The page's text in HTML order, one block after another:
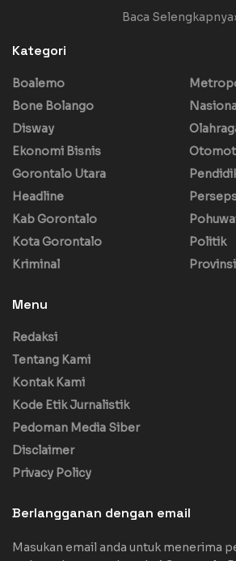
Baca
Kategori
Boalemo
Bone Bolango
Disway
Ekonomi Bisnis
Gorontalo Utara
Headline
Kab Gorontalo
Kota Gorontalo
Kriminal
Politik
Menu
Redaksi
Tentang Kami
Kontak Kami
Kode Etik Jurnalistik
Pedoman Media Siber
Disclaimer
Privacy Policy
Berlangganan dengan email
Masukan email anda untuk menerima